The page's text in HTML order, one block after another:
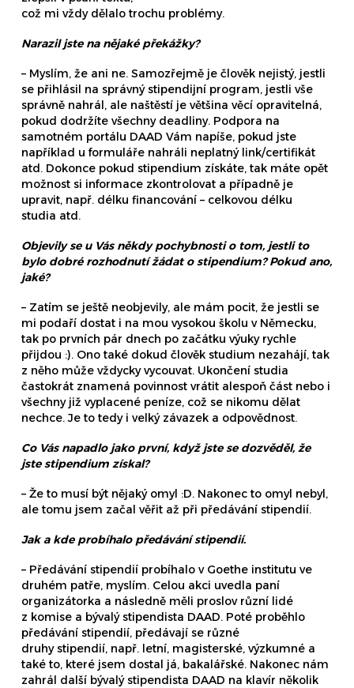
což mi vždy dělalo trochu problémy.
Narazil jste na nějaké překážky?
– Myslím, že ani ne. Samozřejmě je člověk nejistý, jestli
se přihlásil na správný stipendijní program, jestli vše
správně nahrál, ale naštěstí je většina věcí opravitelná,
pokud dodržíte všechny deadliny. Podpora na
samotném portálu DAAD Vám napíše, pokud jste
například u formuláře nahráli neplatný link/certifikát
atd. Dokonce pokud stipendium získáte, tak máte opět
možnost si informace zkontrolovat a případně je
upravit, např. délku financování – celkovou délku
studia atd.
Objevily se u Vás někdy pochybnosti o tom, jestli to
bylo dobré rozhodnutí žádat o stipendium? Pokud ano,
jaké?
– Zatím se ještě neobjevily, ale mám pocit, že jestli se
mi podaří dostat i na mou vysokou školu v Německu,
tak po prvních pár dnech po začátku výuky rychle
přijdou :). Ono také dokud člověk studium nezahájí, tak
z něho může vždycky vycouvat. Ukončení studia
častokrát znamená povinnost vrátit alespoň část nebo i
všechny již vyplacené peníze, což se nikomu dělat
nechce. Je to tedy i velký závazek a odpovědnost.
Co Vás napadlo jako první, když jste se dozvěděl, že
jste stipendium získal?
– Že to musí být nějaký omyl :D. Nakonec to omyl nebyl,
ale tomu jsem začal věřit až při předávání stipendií.
Jak a kde probíhalo předávání stipendií.
– Předávání stipendií probíhalo v Goethe institutu ve
druhém patře, myslím. Celou akci uvedla paní
organizátorka a následně měli proslov různí lidé
z komise a bývalý stipendista DAAD. Poté proběhlo
předávání stipendií, předávají se různé
druhy stipendií, např. letní, magisterské, výzkumné a
také to, které jsem dostal já, bakalářské. Nakonec nám
zahrál další bývalý stipendista DAAD na klavír několik